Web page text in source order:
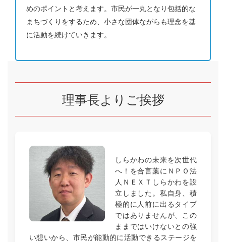
めのポイントと考えます。市民が一丸となり包括的な
まちづくりをするため、小さな団体ながらも理念を基
に活動を続けていきます。
理事長よりご挨拶
しらかわの未来を次世代
へ！を合言葉にＮＰＯ法
人ＮＥＸＴしらかわを設
立しました。私自身、積
極的に人前に出るタイプ
ではありませんが、この
ままではいけないとの強
い想いから、市民が能動的に活動できるステージを